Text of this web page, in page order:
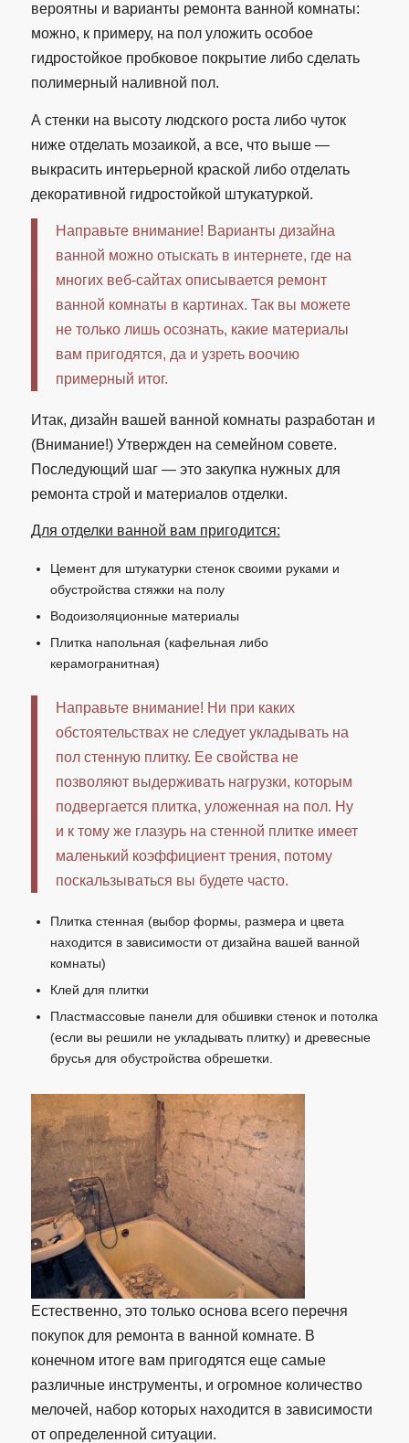
вероятны и варианты ремонта ванной комнаты:
можно, к примеру, на пол уложить особое
гидростойкое пробковое покрытие либо сделать
полимерный наливной пол.
А стенки на высоту людского роста либо чуток
ниже отделать мозаикой, а все, что выше —
выкрасить интерьерной краской либо отделать
декоративной гидростойкой штукатуркой.
Направьте внимание! Варианты дизайна
ванной можно отыскать в интернете, где на
многих веб-сайтах описывается ремонт
ванной комнаты в картинах. Так вы можете
не только лишь осознать, какие материалы
вам пригодятся, да и узреть воочию
примерный итог.
Итак, дизайн вашей ванной комнаты разработан и
(Внимание!) Утвержден на семейном совете.
Последующий шаг — это закупка нужных для
ремонта строй и материалов отделки.
Для отделки ванной вам пригодится:
Цемент для штукатурки стенок своими руками и
обустройства стяжки на полу
Водоизоляционные материалы
Плитка напольная (кафельная либо
керамогранитная)
Направьте внимание! Ни при каких
обстоятельствах не следует укладывать на
пол стенную плитку. Ее свойства не
позволяют выдерживать нагрузки, которым
подвергается плитка, уложенная на пол. Ну
и к тому же глазурь на стенной плитке имеет
маленький коэффициент трения, потому
поскальзываться вы будете часто.
Плитка стенная (выбор формы, размера и цвета
находится в зависимости от дизайна вашей ванной
комнаты)
Клей для плитки
Пластмассовые панели для обшивки стенок и потолка
(если вы решили не укладывать плитку) и древесные
брусья для обустройства обрешетки.
Естественно, это только основа всего перечня
покупок для ремонта в ванной комнате. В
конечном итоге вам пригодятся еще самые
различные инструменты, и огромное количество
мелочей, набор которых находится в зависимости
от определенной ситуации.